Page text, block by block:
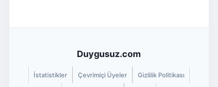
Duygusuz.com
İstatistikler Çevrimiçi Üyeler Gizlilik Politikası